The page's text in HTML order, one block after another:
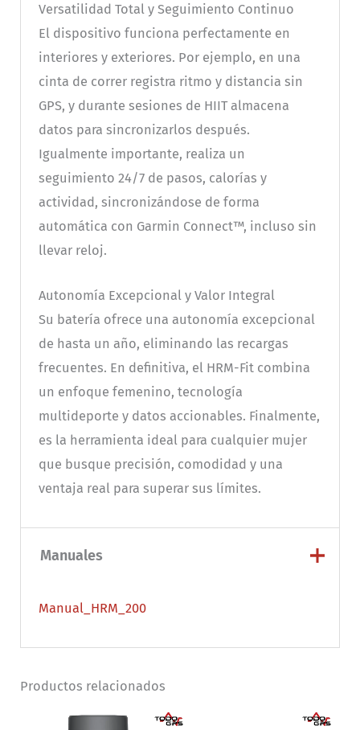
Versatilidad Total y Seguimiento Continuo
El dispositivo funciona perfectamente en
interiores y exteriores. Por ejemplo, en una
cinta de correr registra ritmo y distancia sin
GPS, y durante sesiones de HIIT almacena
datos para sincronizarlos después.
Igualmente importante, realiza un
seguimiento 24/7 de pasos, calorías y
actividad, sincronizándose de forma
automática con Garmin Connect™, incluso sin
llevar reloj.
Autonomía Excepcional y Valor Integral
Su batería ofrece una autonomía excepcional
de hasta un año, eliminando las recargas
frecuentes. En definitiva, el HRM-Fit combina
un enfoque femenino, tecnología
multideporte y datos accionables. Finalmente,
es la herramienta ideal para cualquier mujer
que busque precisión, comodidad y una
ventaja real para superar sus límites.
Manuales
Manual_HRM_200
Productos relacionados